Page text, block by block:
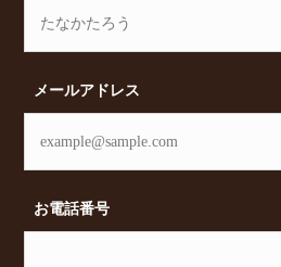
メールアドレス
お電話番号